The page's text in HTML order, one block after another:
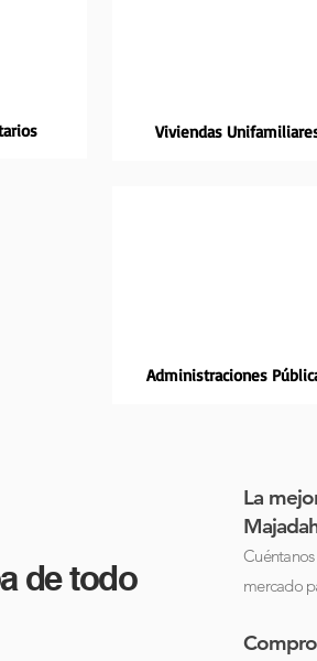
Viviendas
Administraciones
de todo
La
mercado